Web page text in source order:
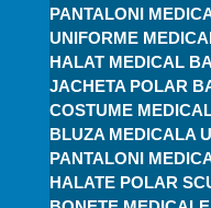
PANTALONI
UNIFORME
HALAT MEDICAL
JACHETA POLAR
COSTUME
BLUZA MEDICALA
PANTALONI
HALATE POLAR